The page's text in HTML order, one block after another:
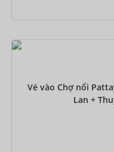
Vé vào Chợ nổi
Lan +